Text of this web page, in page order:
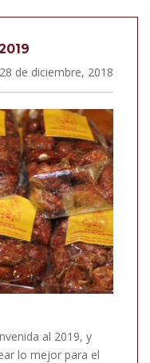
28 de diciembre, 2018
al 2019, y
lo mejor para el